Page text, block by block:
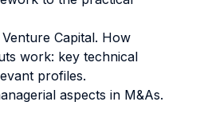
Capital. How
work: key technical
profiles.
aspects in M&As.